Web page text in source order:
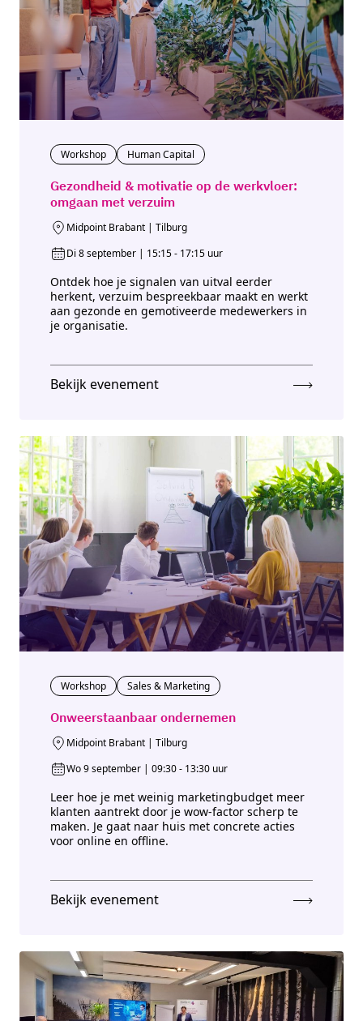
Gezondheid & motivatie op de werkvloer:
omgaan met verzuim
Workshop Human Capital
Midpoint Brabant | Tilburg
Di 8 september | 15:15 - 17:15 uur
Ontdek hoe je signalen van uitval eerder
herkent, verzuim bespreekbaar maakt en werkt
aan gezonde en gemotiveerde medewerkers in
je organisatie.
Bekijk evenement
Onweerstaanbaar ondernemen
Workshop Sales & Marketing
Midpoint Brabant | Tilburg
Wo 9 september | 09:30 - 13:30 uur
Leer hoe je met weinig marketingbudget meer
klanten aantrekt door je wow-factor scherp te
maken. Je gaat naar huis met concrete acties
voor online en offline.
Bekijk evenement